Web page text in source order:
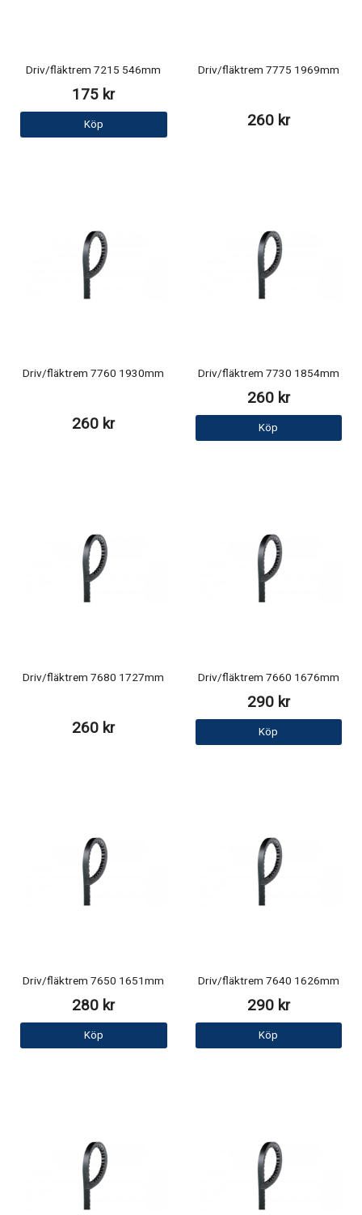
Driv/fläktrem 7215 546mm
175 kr
Köp
Driv/fläktrem 7775 1969mm
260 kr
Driv/fläktrem 7760 1930mm
260 kr
Driv/fläktrem 7730 1854mm
260 kr
Köp
Driv/fläktrem 7680 1727mm
260 kr
Driv/fläktrem 7660 1676mm
290 kr
Köp
Driv/fläktrem 7650 1651mm
280 kr
Köp
Driv/fläktrem 7640 1626mm
290 kr
Köp